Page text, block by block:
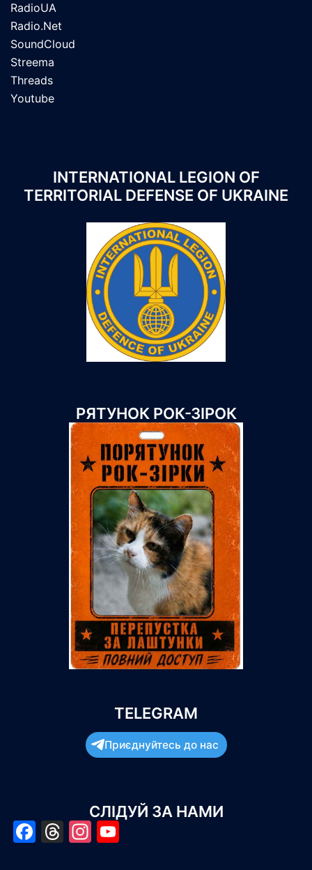
RadioUA
Radio.Net
SoundCloud
Streema
Threads
Youtube
INTERNATIONAL LEGION OF
TERRITORIAL DEFENSE OF UKRAINE
РЯТУНОК РОК-ЗІРОК
TELEGRAM
Приєднуйтесь до нас
СЛІДУЙ ЗА НАМИ
Facebook
Threads
Instagram